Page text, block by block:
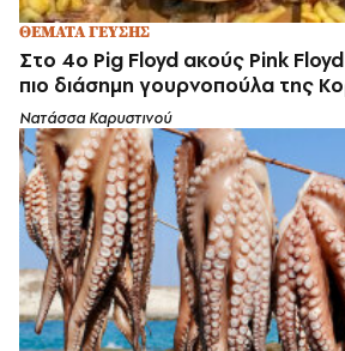
ΘΕΜΑΤΑ ΓΕΥΣΗΣ
Στο 4ο Pig Floyd ακούς Pink
πιο διάσημη γουρνοπούλα της
Νατάσσα Καρυστινού